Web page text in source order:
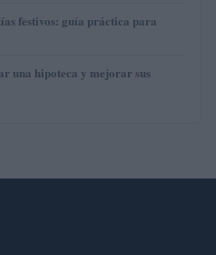
festivos: guía práctica para
una hipoteca y mejorar sus